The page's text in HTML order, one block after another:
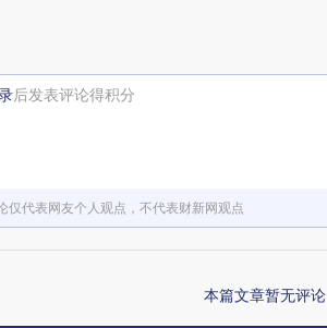
后发表评论得积分
仅代表网友个人观点，不代表财新网观点
本篇文章暂无评论